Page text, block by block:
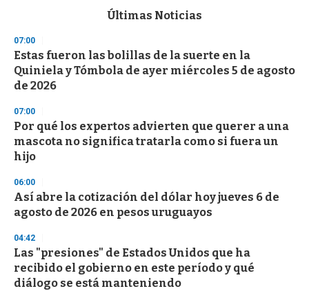
d
s
o
f
3
s
e
c
o
n
Últimas Noticias
07:00
Estas fueron las bolillas de la suerte en la
Quiniela y Tómbola de ayer miércoles 5 de agosto
de 2026
07:00
Por qué los expertos advierten que querer a una
mascota no significa tratarla como si fuera un
hijo
06:00
Así abre la cotización del dólar hoy jueves 6 de
agosto de 2026 en pesos uruguayos
04:42
Las "presiones" de Estados Unidos que ha
recibido el gobierno en este período y qué
diálogo se está manteniendo